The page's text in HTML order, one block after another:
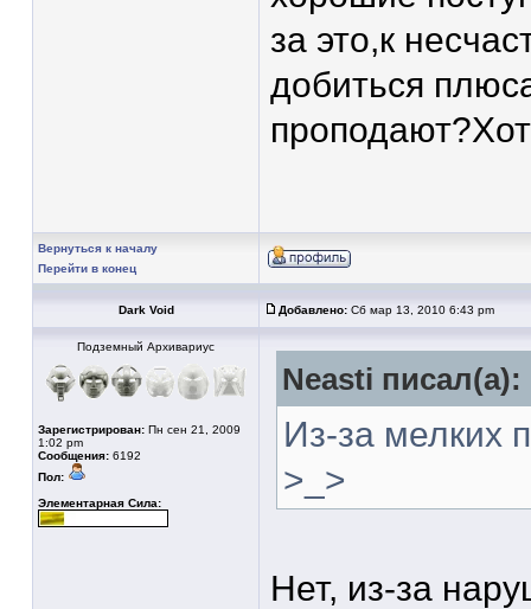
за это,к
добиться
Вернуться к началу
Перейти в конец
Dark Void Добавлено: Сб мар 13, 2010 6:43 pm
Подземный Архивариус
Зарегистрирован: Пн сен 21, 2009
1:02 pm
Сообщения: 6192
Пол:
Элементарная Сила:
Neasti писал(а):
Из-за мелких
>_>
Нет, из-за